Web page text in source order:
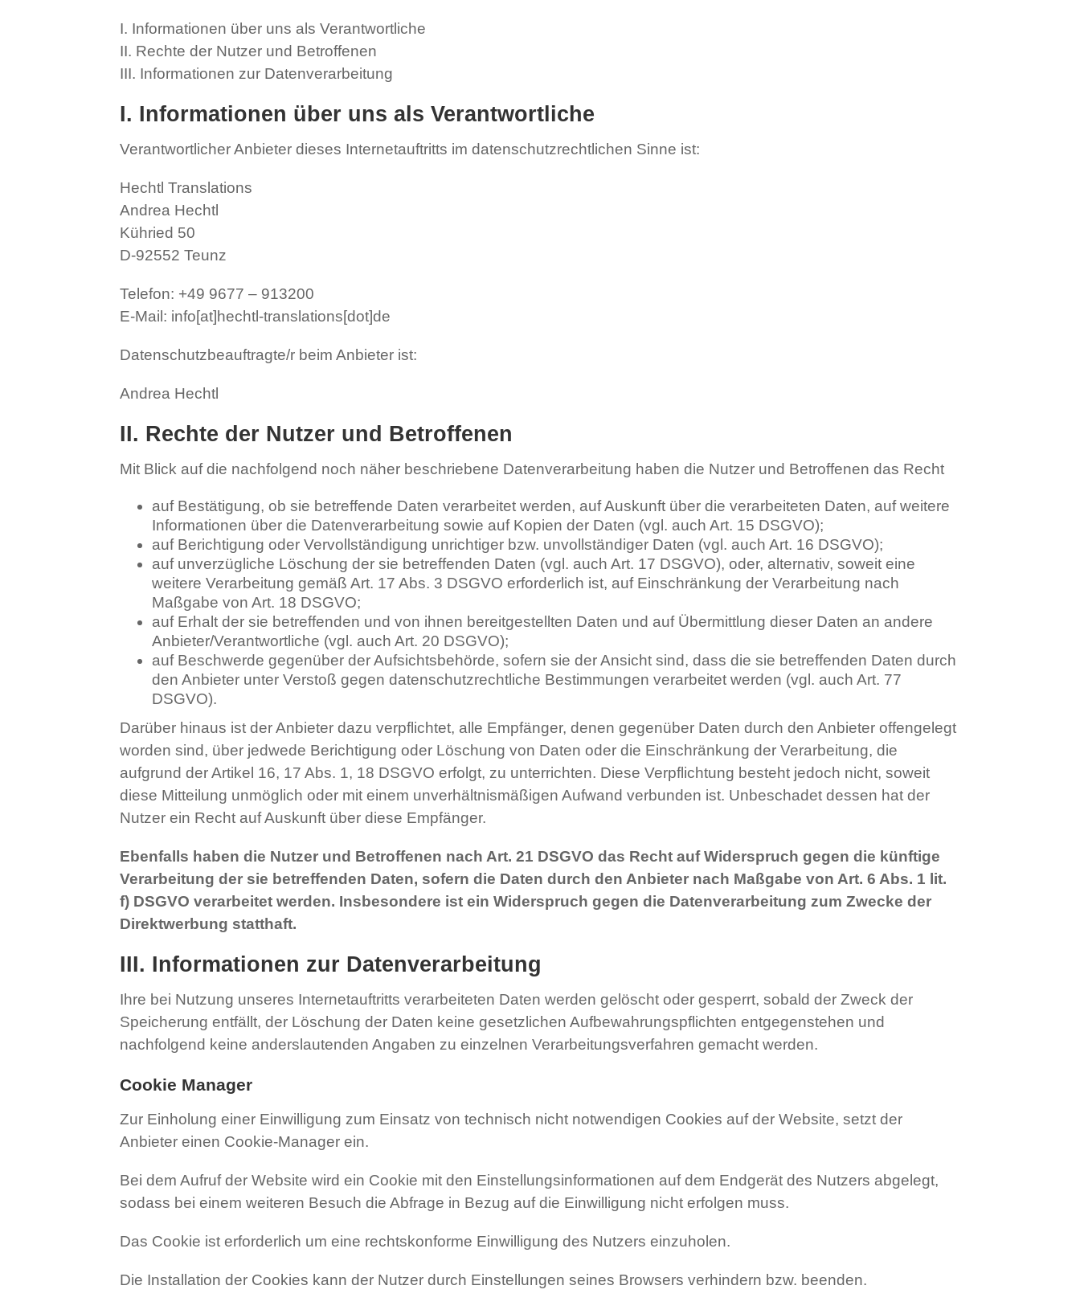
I. Informationen über uns als Verantwortliche
II. Rechte der Nutzer und Betroffenen
III. Informationen zur Datenverarbeitung
I. Informationen über uns als Verantwortliche
Verantwortlicher Anbieter dieses Internetauftritts im datenschutzrechtlichen Sinne ist:
Hechtl Translations
Andrea Hechtl
Kühried 50
D-92552 Teunz
Telefon: +49 9677 – 913200
E-Mail: info[at]hechtl-translations[dot]de
Datenschutzbeauftragte/r beim Anbieter ist:
Andrea Hechtl
II. Rechte der Nutzer und Betroffenen
Mit Blick auf die nachfolgend noch näher beschriebene Datenverarbeitung haben die Nutzer und Betroffenen das Recht
auf Bestätigung, ob sie betreffende Daten verarbeitet werden, auf Auskunft über die verarbeiteten Daten, auf weitere
Informationen über die Datenverarbeitung sowie auf Kopien der Daten (vgl. auch Art. 15 DSGVO);
auf Berichtigung oder Vervollständigung unrichtiger bzw. unvollständiger Daten (vgl. auch Art. 16 DSGVO);
auf unverzügliche Löschung der sie betreffenden Daten (vgl. auch Art. 17 DSGVO), oder, alternativ, soweit eine
weitere Verarbeitung gemäß Art. 17 Abs. 3 DSGVO erforderlich ist, auf Einschränkung der Verarbeitung nach
Maßgabe von Art. 18 DSGVO;
auf Erhalt der sie betreffenden und von ihnen bereitgestellten Daten und auf Übermittlung dieser Daten an andere
Anbieter/Verantwortliche (vgl. auch Art. 20 DSGVO);
auf Beschwerde gegenüber der Aufsichtsbehörde, sofern sie der Ansicht sind, dass die sie betreffenden Daten durch
den Anbieter unter Verstoß gegen datenschutzrechtliche Bestimmungen verarbeitet werden (vgl. auch Art. 77
DSGVO).
Darüber hinaus ist der Anbieter dazu verpflichtet, alle Empfänger, denen gegenüber Daten durch den Anbieter offengelegt
worden sind, über jedwede Berichtigung oder Löschung von Daten oder die Einschränkung der Verarbeitung, die
aufgrund der Artikel 16, 17 Abs. 1, 18 DSGVO erfolgt, zu unterrichten. Diese Verpflichtung besteht jedoch nicht, soweit
diese Mitteilung unmöglich oder mit einem unverhältnismäßigen Aufwand verbunden ist. Unbeschadet dessen hat der
Nutzer ein Recht auf Auskunft über diese Empfänger.
Ebenfalls haben die Nutzer und Betroffenen nach Art. 21 DSGVO das Recht auf Widerspruch gegen die künftige
Verarbeitung der sie betreffenden Daten, sofern die Daten durch den Anbieter nach Maßgabe von Art. 6 Abs. 1 lit.
f) DSGVO verarbeitet werden. Insbesondere ist ein Widerspruch gegen die Datenverarbeitung zum Zwecke der
Direktwerbung statthaft.
III. Informationen zur Datenverarbeitung
Ihre bei Nutzung unseres Internetauftritts verarbeiteten Daten werden gelöscht oder gesperrt, sobald der Zweck der
Speicherung entfällt, der Löschung der Daten keine gesetzlichen Aufbewahrungspflichten entgegenstehen und
nachfolgend keine anderslautenden Angaben zu einzelnen Verarbeitungsverfahren gemacht werden.
Cookie Manager
Zur Einholung einer Einwilligung zum Einsatz von technisch nicht notwendigen Cookies auf der Website, setzt der
Anbieter einen Cookie-Manager ein.
Bei dem Aufruf der Website wird ein Cookie mit den Einstellungsinformationen auf dem Endgerät des Nutzers abgelegt,
sodass bei einem weiteren Besuch die Abfrage in Bezug auf die Einwilligung nicht erfolgen muss.
Das Cookie ist erforderlich um eine rechtskonforme Einwilligung des Nutzers einzuholen.
Die Installation der Cookies kann der Nutzer durch Einstellungen seines Browsers verhindern bzw. beenden.